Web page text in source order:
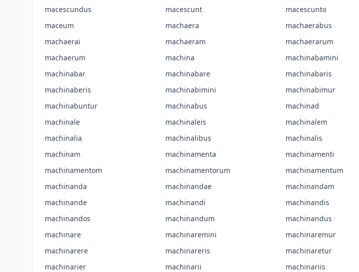
macescundus
macescunt macescunto
maceum
machaera machaerabus
machaerai
machaeram machaerarum
machaerum
machina machinabamini
machinabar
machinabare machinabaris
machinaberis
machinabimini machinabimur
machinabuntur
machinabus machinad
machinale
machinaleis machinalem
machinalia
machinalibus machinalis
machinam
machinamenta machinamenti
machinamentom
machinamentorum machinamentum
machinanda
machinandae machinandam
machinande
machinandi machinandis
machinandos
machinandum machinandus
machinare
machinaremini machinaremur
machinarere
machinareris machinaretur
machinarier
machinarii machinariis